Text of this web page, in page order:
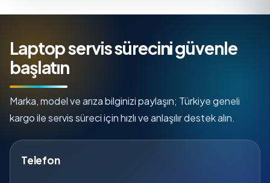
Laptop servis sürecini güvenle
başlatın
Marka, model ve arıza bilginizi paylaşın; Türkiye geneli
kargo ile servis süreci için hızlı ve anlaşılır destek alın.
Telefon